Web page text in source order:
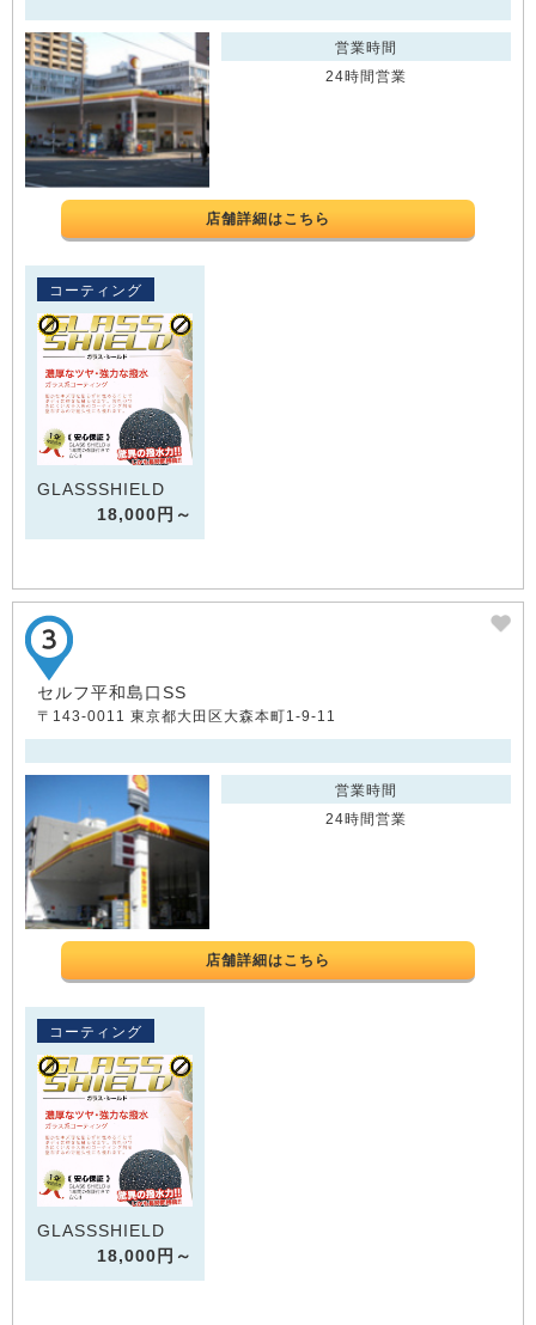
営業時間
24時間営業
店舗詳細はこちら
コーティング
GLASSSHIELD
18,000円～
セルフ平和島口SS
〒143-0011 東京都大田区大森本町1-9-11
営業時間
24時間営業
店舗詳細はこちら
コーティング
GLASSSHIELD
18,000円～